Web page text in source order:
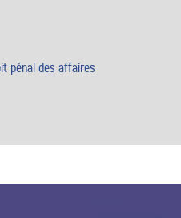
pénal des affaires